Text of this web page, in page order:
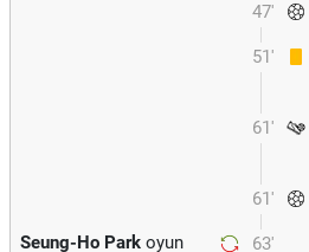
47'
51'
61'
61'
63'
Seung-Ho Park oyun